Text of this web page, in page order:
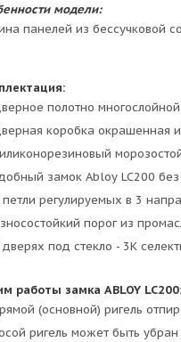
модели:
панелей из бессучковой
полотно
коробка окрашенная
замок Abloy LC200
петли регулируемых в 3
порог из
под стекло - 3К
работы замка ABLOY LC200:
(основной) ригель
ригель может быть